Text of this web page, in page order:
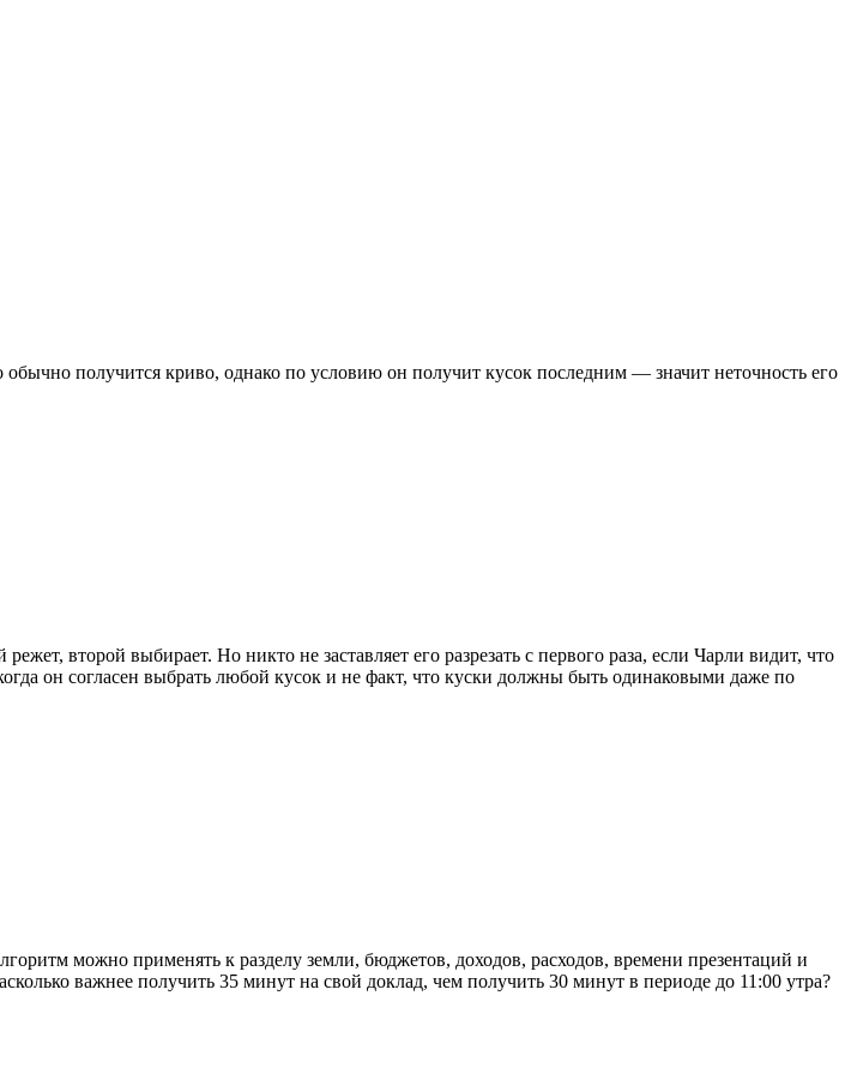
получится криво, однако по условию он получит кусок последним — значит неточность его
второй выбирает. Но никто не заставляет его разрезать с первого раза, если Чарли видит, что
он согласен выбрать любой кусок и не факт, что куски должны быть одинаковыми даже по
можно применять к разделу земли, бюджетов, доходов, расходов, времени презентаций и
важнее получить 35 минут на свой доклад, чем получить 30 минут в периоде до 11:00 утра?